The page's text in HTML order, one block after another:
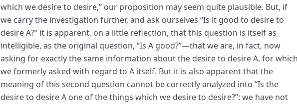
which we desire to desire,” our proposition may seem quite plausible. But, if
we carry the investigation further, and ask ourselves “Is it good to desire to
desire A?” it is apparent, on a little reflection, that this question is itself as
intelligible, as the original question, “Is A good?”—that we are, in fact, now
asking for exactly the same information about the desire to desire A, for which
we formerly asked with regard to A itself. But it is also apparent that the
meaning of this second question cannot be correctly analyzed into “Is the
desire to desire A one of the things which we desire to desire?”: we have not